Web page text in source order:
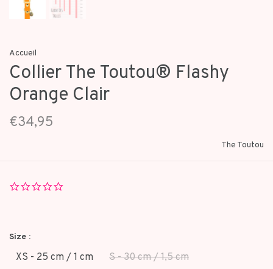
Accueil
Collier The Toutou® Flashy
Orange Clair
€34,95
The Toutou
Size :
XS - 25 cm / 1 cm
S - 30 cm / 1,5 cm